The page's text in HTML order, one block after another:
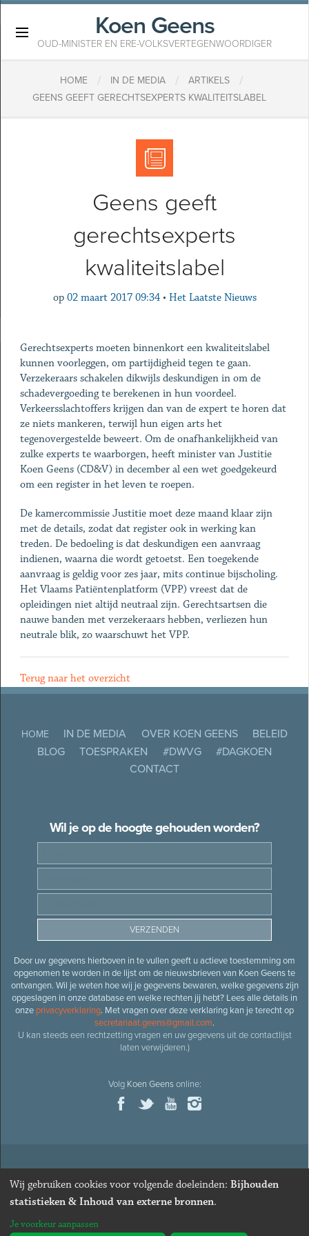
Koen Geens
OUD-MINISTER EN ERE-VOLKSVERTEGENWOORDIGER
HOME / IN DE MEDIA / ARTIKELS /
GEENS GEEFT GERECHTSEXPERTS KWALITEITSLABEL
Geens geeft
gerechtsexperts
kwaliteitslabel
op 02 maart 2017 09:34 • Het Laatste Nieuws
Gerechtsexperts moeten binnenkort een kwaliteitslabel
kunnen voorleggen, om partijdigheid tegen te gaan.
Verzekeraars schakelen dikwijls deskundigen in om de
schadevergoeding te berekenen in hun voordeel.
Verkeersslachtoffers krijgen dan van de expert te horen dat
ze niets mankeren, terwijl hun eigen arts het
tegenovergestelde beweert. Om de onafhankelijkheid van
zulke experts te waarborgen, heeft minister van Justitie
Koen Geens (CD&V) in december al een wet goedgekeurd
om een register in het leven te roepen.
De kamercommissie Justitie moet deze maand klaar zijn
met de details, zodat dat register ook in werking kan
treden. De bedoeling is dat deskundigen een aanvraag
indienen, waarna die wordt getoetst. Een toegekende
aanvraag is geldig voor zes jaar, mits continue bijscholing.
Het Vlaams Patiëntenplatform (VPP) vreest dat de
opleidingen niet altijd neutraal zijn. Gerechtsartsen die
nauwe banden met verzekeraars hebben, verliezen hun
neutrale blik, zo waarschuwt het VPP.
Terug naar het overzicht
HOME IN DE MEDIA OVER KOEN GEENS
BELEID
BLOG
TOESPRAKEN #DWVG
#DAGKOEN
CONTACT
Wil je op de hoogte gehouden worden?
Door uw gegevens hierboven in te vullen geeft u actieve toestemming om
opgenomen te worden in de lijst om de nieuwsbrieven van Koen Geens te
ontvangen. Wil je weten hoe wij je gegevens bewaren, welke gegevens zijn
opgeslagen in onze database en welke rechten jij hebt? Lees alle details in
onze privacyverklaring. Met vragen over deze verklaring kan je terecht op
secretariaat.geens@gmail.com.
U kan steeds een rechtzetting vragen en uw gegevens uit de contactlijst
laten verwijderen.)
Volg Koen Geensonline:
© 2026Oud-minister en ere-volksvertegenwoordiger Koen
· Alle rechten voorbehouden · Cookies wijzigen
Webdesign&website ontwikkelingdoor Zenjoy in Leuven
Wij gebruiken cookies voor volgende doeleinden: Bijhouden
statistieken & Inhoud van externe bronnen.
Je voorkeur aanpassen